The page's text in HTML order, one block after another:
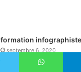
formation infographiste
septembre 6, 2020